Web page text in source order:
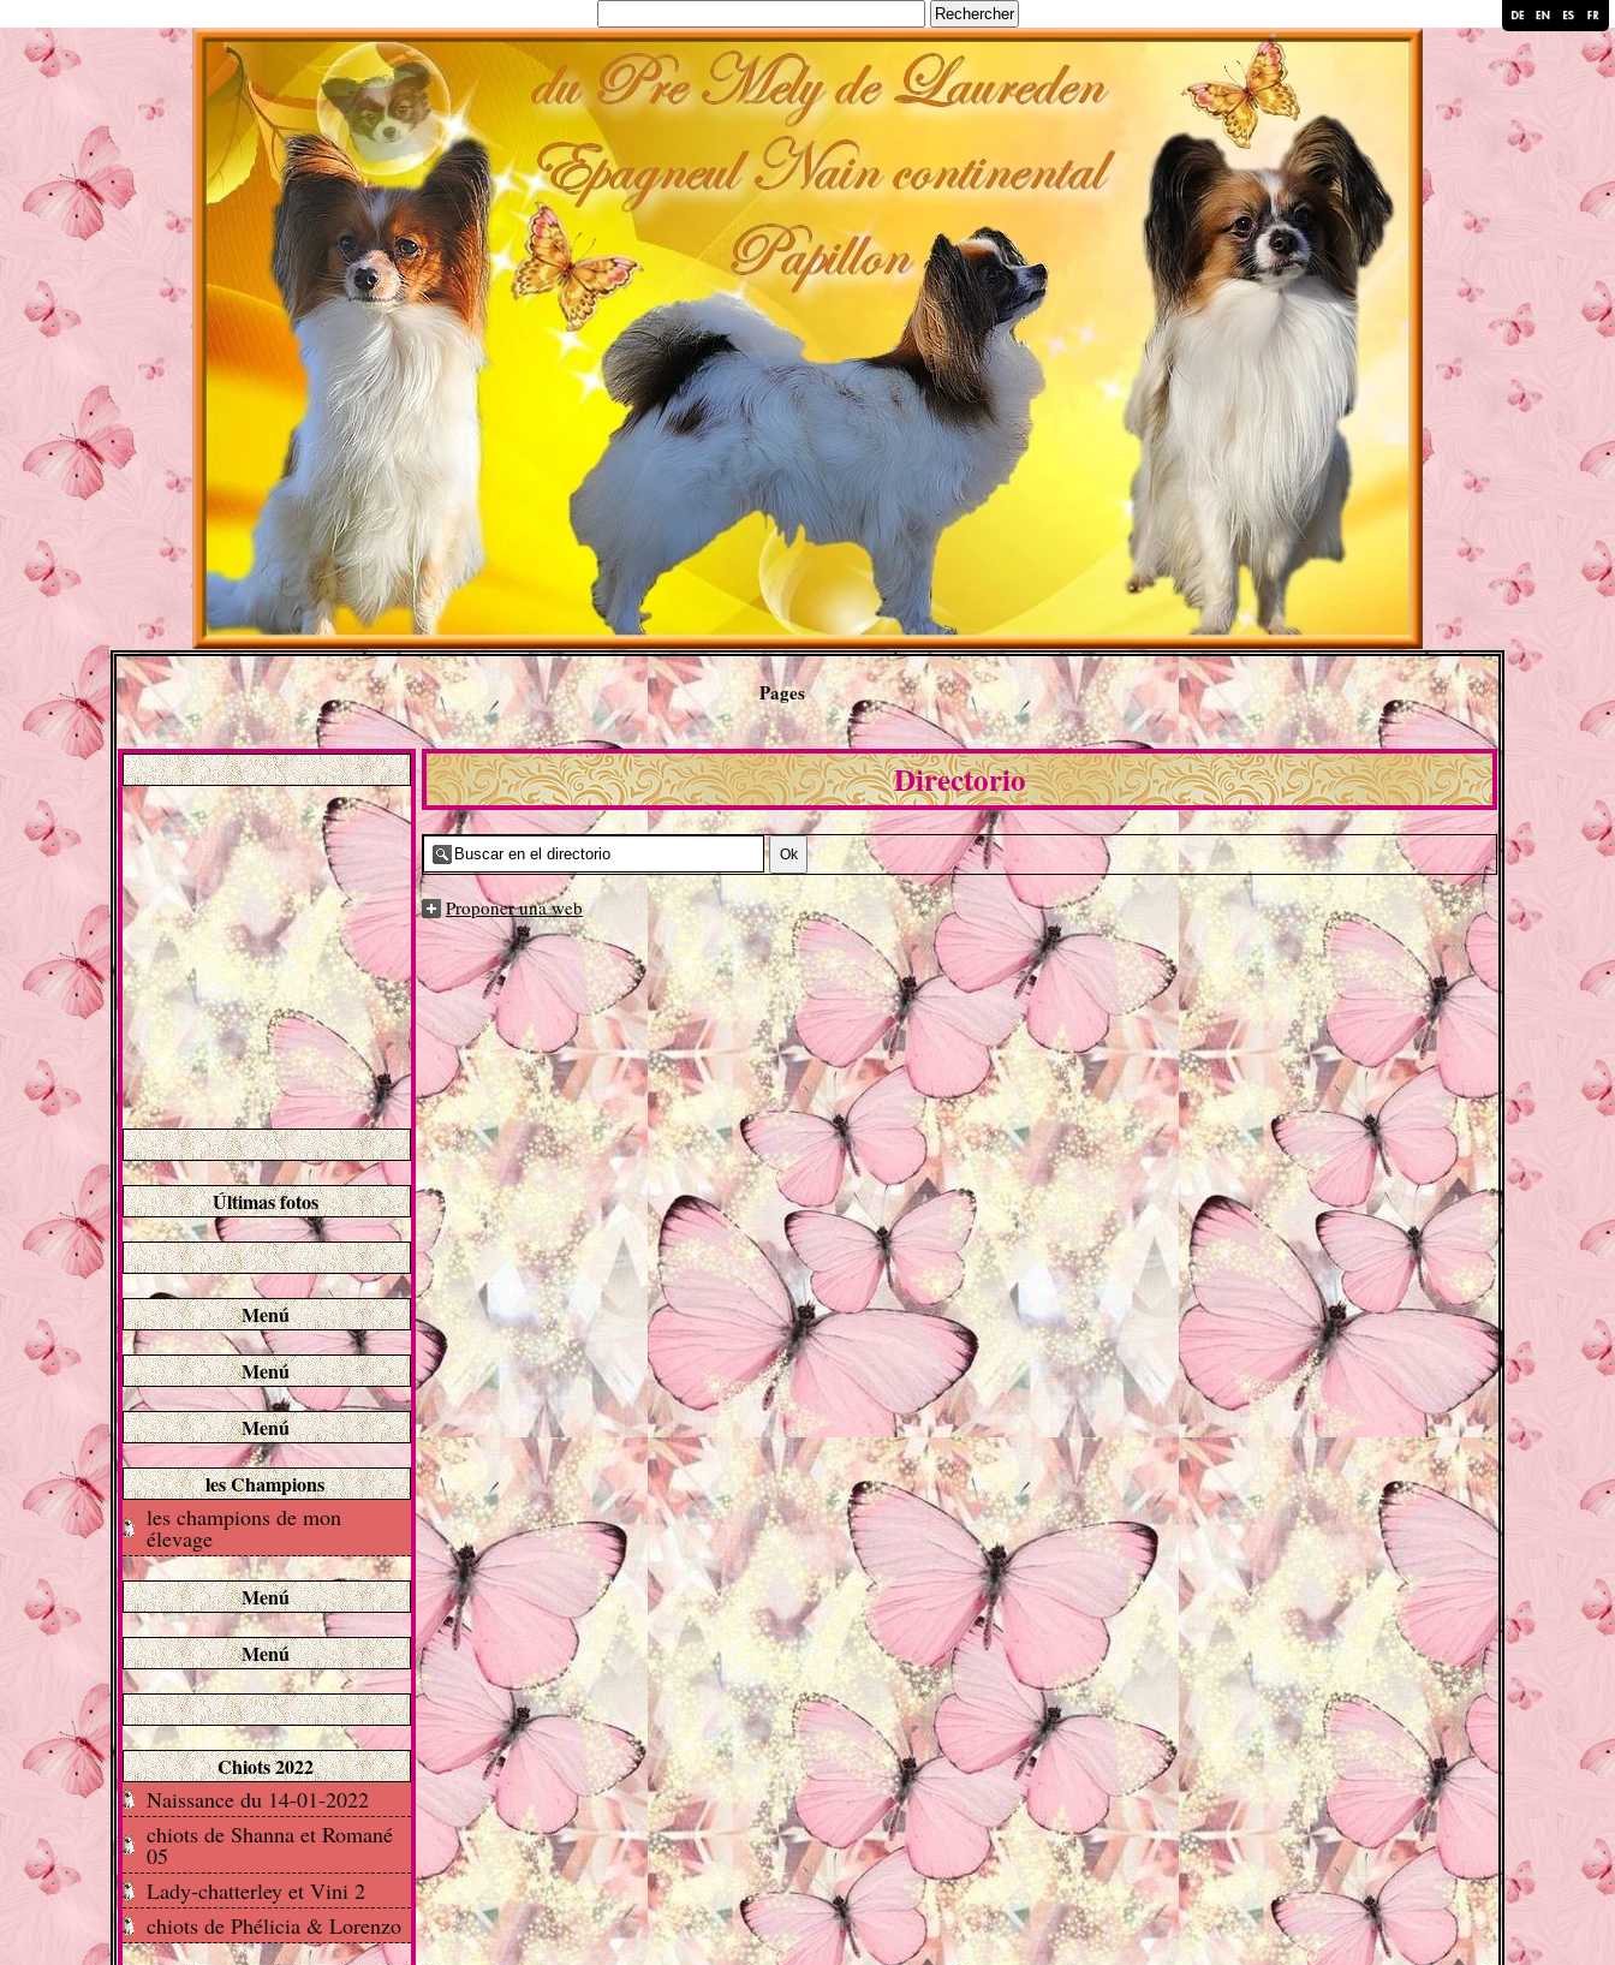
Pages
Últimas fotos
Menú
Menú
Menú
les Champions
les champions de mon
élevage
Menú
Menú
Chiots 2022
Naissance du 14-01-2022
chiots de Shanna et Romané
05
Lady-chatterley et Vini 2
chiots de Phélicia & Lorenzo
Directorio
Proponer una web